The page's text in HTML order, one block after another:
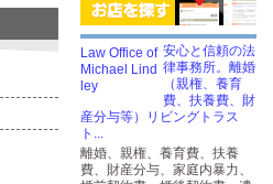
安心と信頼の法
律事務所。離婚
（親権、養育
費、扶養費、財
産分与等）リビングトラス
ト...
離婚、親権、養育費、扶養
費、財産分与、家庭内暴力、